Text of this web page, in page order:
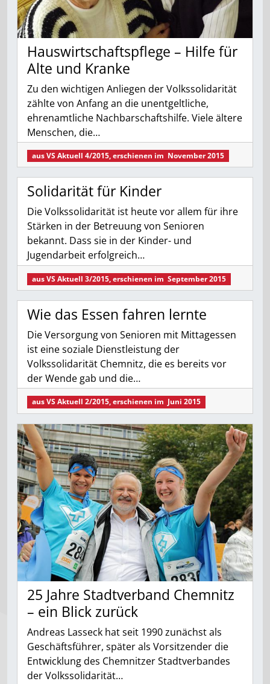
Hauswirtschaftspflege – Hilfe für
Alte und Kranke
Zu den wichtigen Anliegen der Volkssolidarität
zählte von Anfang an die unentgeltliche,
ehrenamtliche Nachbarschaftshilfe. Viele ältere
Menschen, die…
ausVS Aktuell 4/2015, erschienen im November 2015
Solidarität für Kinder
Die Volkssolidarität ist heute vor allem für ihre
Stärken in der Betreuung von Senioren
bekannt. Dass sie in der Kinder- und
Jugendarbeit erfolgreich…
ausVS Aktuell 3/2015, erschienen im September 2015
Wie das Essen fahren lernte
Die Versorgung von Senioren mit Mittagessen
ist eine soziale Dienstleistung der
Volkssolidarität Chemnitz, die es bereits vor
der Wende gab und die…
ausVS Aktuell 2/2015, erschienen im Juni 2015
25 Jahre Stadtverband Chemnitz
– ein Blick zurück
Andreas Lasseck hat seit 1990 zunächst als
Geschäftsführer, später als Vorsitzender die
Entwicklung des Chemnitzer Stadtverbandes
der Volkssolidarität…